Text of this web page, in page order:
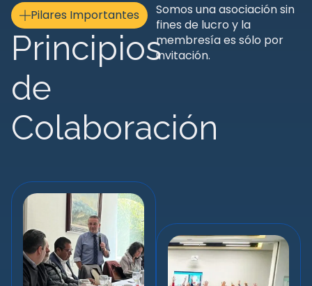
Pilares Importantes
Principios
de
Colaboración
Somos una asociación sin
fines de lucro y la
membresía es sólo por
invitación.